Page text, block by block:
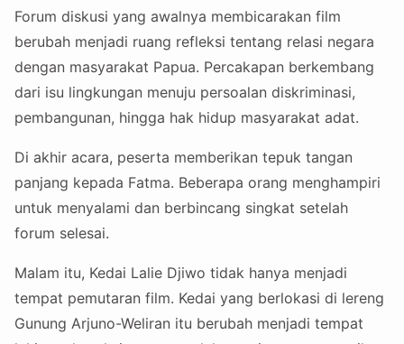
Forum diskusi yang awalnya membicarakan film
berubah menjadi ruang refleksi tentang relasi negara
dengan masyarakat Papua. Percakapan berkembang
dari isu lingkungan menuju persoalan diskriminasi,
pembangunan, hingga hak hidup masyarakat adat.
Di akhir acara, peserta memberikan tepuk tangan
panjang kepada Fatma. Beberapa orang menghampiri
untuk menyalami dan berbincang singkat setelah
forum selesai.
Malam itu, Kedai Lalie Djiwo tidak hanya menjadi
tempat pemutaran film. Kedai yang berlokasi di lereng
Gunung Arjuno-Weliran itu berubah menjadi tempat